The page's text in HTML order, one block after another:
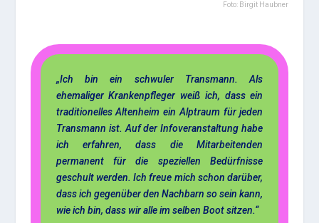
Foto: Birgit Haubner
„Ich bin ein schwuler Transmann. Als
ehemaliger Krankenpfleger weiß ich, dass ein
traditionelles Altenheim ein Alptraum für jeden
Transmann ist. Auf der Infoveran­staltung habe
ich erfahren, dass die Mitarbeitenden
permanent für die speziellen Bedürfnisse
geschult werden. Ich freue mich schon darüber,
dass ich gegenüber den Nachbarn so sein kann,
wie ich bin, dass wir alle im selben Boot sitzen.“